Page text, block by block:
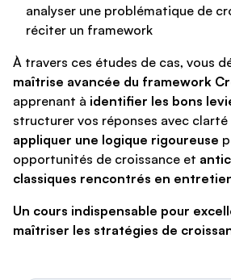
analyser une problématique de
réciter un framework
À travers ces études de cas, vous
maîtrise avancée du framework
apprenant à identifier les bons
structurer vos réponses avec
appliquer une logique rigoureuse
opportunités de croissance et
classiques rencontrés en
Un cours indispensable pour
maîtriser les stratégies de